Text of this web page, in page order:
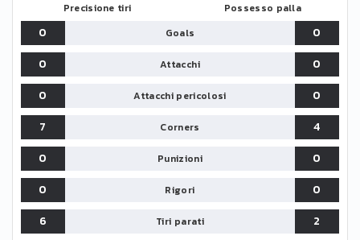
Precisione tiri Possesso palla
0 Goals
0
0
Attacchi
0
0
Attacchi pericolosi
0
7
Corners
4
0
Punizioni
0
0
Rigori
0
6
Tiri parati 2